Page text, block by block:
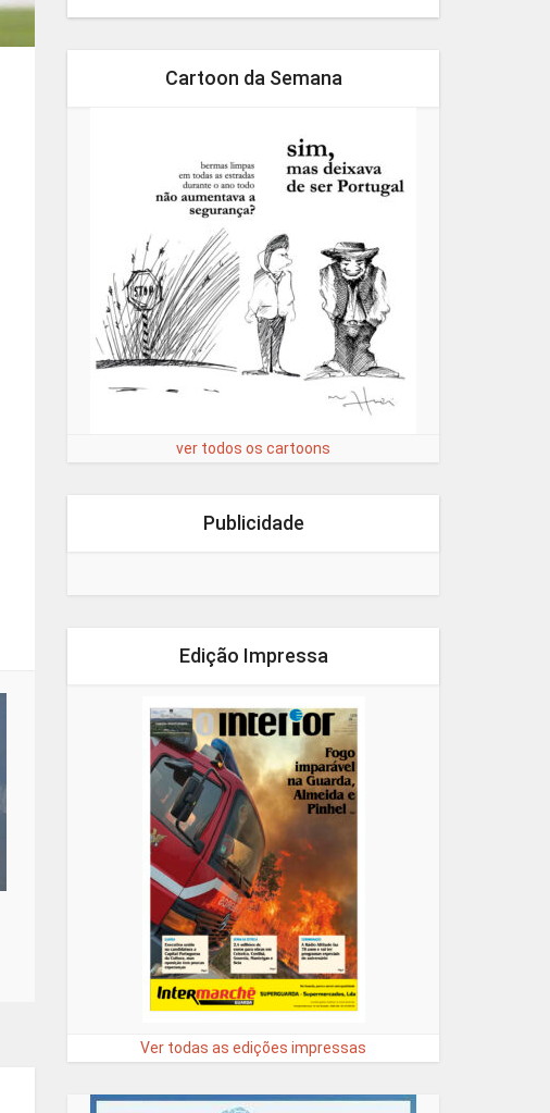
Cartoon da Semana
ver todos os cartoons
Publicidade
Edição Impressa
Ver todas as edições impressas